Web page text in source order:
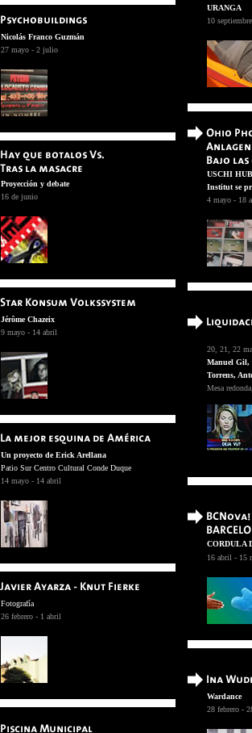
Nicolás Franco Guzmán
27 mayo - 2 julio
Proyección y debate
16 de junio
Jérôme Chazeix
9 mayo - 14 abril
Un proyecto de Erick Arellana
Patio Sur Centro Cultural Conde Duque
14 mayo - 14 abril
Fotografía
26 febrero - 1 abril
URANGA
10
USCHI
Institut se
4 mayo - 18
20, 21, 22
Manuel Gil,
Torrens,
Mesa
CORDULA
16 abril - 15
Wardance
28 febrero -